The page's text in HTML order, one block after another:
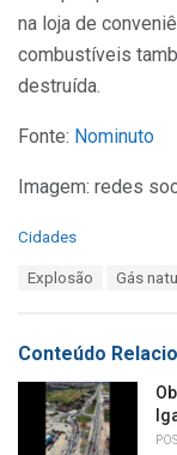
na loja de
combustíveis
destruída.
Fonte: Nominuto
Imagem: redes
C
o
r
i
Cidades
:
Explosão Gás
Conteúdo